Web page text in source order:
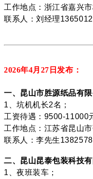
工作地点：浙江省嘉兴
联系人：刘经理
2026年4月27 日发布：
一、昆山市胜源纸品有限
1、坑机机长2名；
工资待遇：9500-11000
工作地点：江苏省昆山
联系人：李先生
二、昆山昆泰包装科技
1、夜班装车；